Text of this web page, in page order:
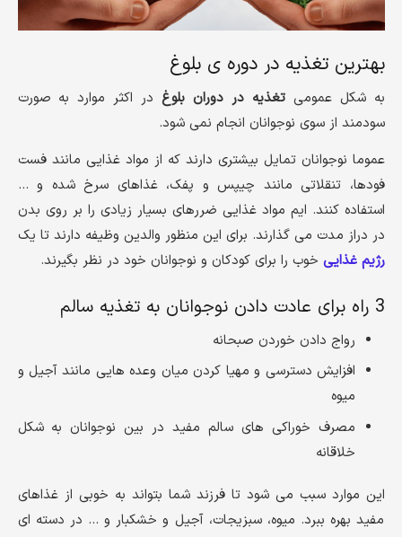
بهترین تغذیه در دوره ی بلوغ
به شکل عمومیتغذیه در دوران بلوغدر اکثر موارد به صورت
سودمند از سوی نوجوانان انجام نمی شود.
عموما نوجوانان تمایل بیشتری دارند که از مواد غذایی مانند فست
فودها، تنقلاتی مانند چیپس و پفک، غذاهای سرخ شده و …
استفاده کنند. ایم مواد غذایی ضررهای بسیار زیادی را بر روی بدن
در دراز مدت می گذارند. برای این منظور والدین وظیفه دارند تا یک
رژیم غذایی خوب را برای کودکان و نوجوانان خود در نظر بگیرند.
3 راه برای عادت دادن نوجوانان به تغذیه سالم
رواج دادن خوردن صبحانه
افزایش دسترسی و مهیا کردن میان وعده هایی مانند آجیل و
میوه
مصرف خوراکی های سالم مفید در بین نوجوانان به شکل
خلاقانه
این موارد سبب می شود تا فرزند شما بتواند به خوبی از غذاهای
مفید بهره ببرد. میوه، سبزیجات، آجیل و خشکبار و … در دسته ای